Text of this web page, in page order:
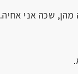
שכה אני אחיה.